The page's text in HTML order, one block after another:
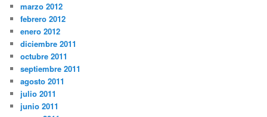
marzo 2012
febrero 2012
enero 2012
diciembre 2011
octubre 2011
septiembre 2011
agosto 2011
julio 2011
junio 2011